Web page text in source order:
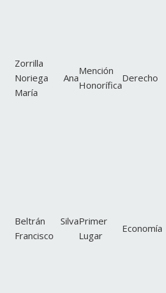
Zorrilla
Noriega Ana
María
Mención
Honorífica
Derecho
Beltrán Silva
Francisco
Primer
Lugar
Economía